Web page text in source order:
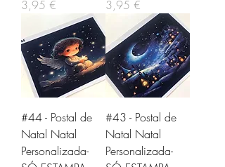
Preço
3,95 €
Preço
3,95 €
#44 - Postal de
Natal Natal
Personalizada-
#43 - Postal de
Natal Natal
Personalizada-